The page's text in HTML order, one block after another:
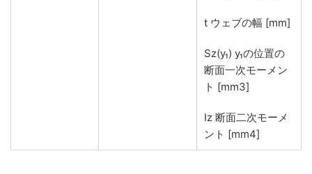
t ウェブの幅 [mm]
Sz(y₁) y₁の位置の
断面一次モーメン
ト [mm3]
Iz 断面二次モーメ
ント [mm4]